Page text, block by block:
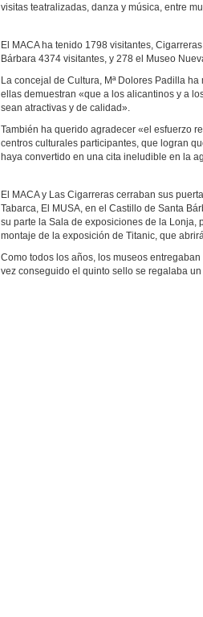
visitas teatralizadas, danza y música, entre
El MACA ha tenido 1798 visitantes,
Bárbara 4374 visitantes, y 278 el Museo
La concejal de Cultura, Mª Dolores Padilla
ellas demuestran «que a los alicantinos y a
sean atractivas y de calidad».
También ha querido agradecer «el esfuerzo
centros culturales participantes, que logran
haya convertido en una cita ineludible en la
El MACA y Las Cigarreras cerraban sus
Tabarca, El MUSA, en el Castillo de Santa
su parte la Sala de exposiciones de la Lonja,
montaje de la exposición de Titanic, que
Como todos los años, los museos
vez conseguido el quinto sello se regalaba